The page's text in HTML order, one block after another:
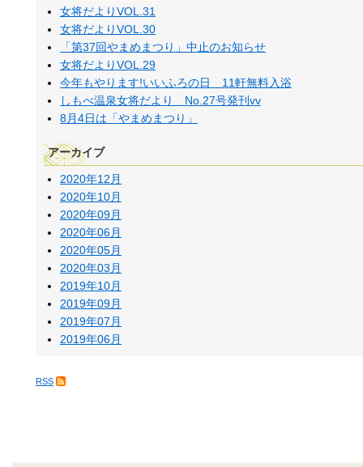
女将だよりVOL.31
女将だよりVOL.30
「第37回やまめまつり」中止のお知らせ
女将だよりVOL.29
今年もやります!いいふろの日 11軒無料入浴
しもべ温泉女将だより No.27号発刊vv
8月4日は「やまめまつり」
アーカイブ
2020年12月
2020年10月
2020年09月
2020年06月
2020年05月
2020年03月
2019年10月
2019年09月
2019年07月
2019年06月
RSS